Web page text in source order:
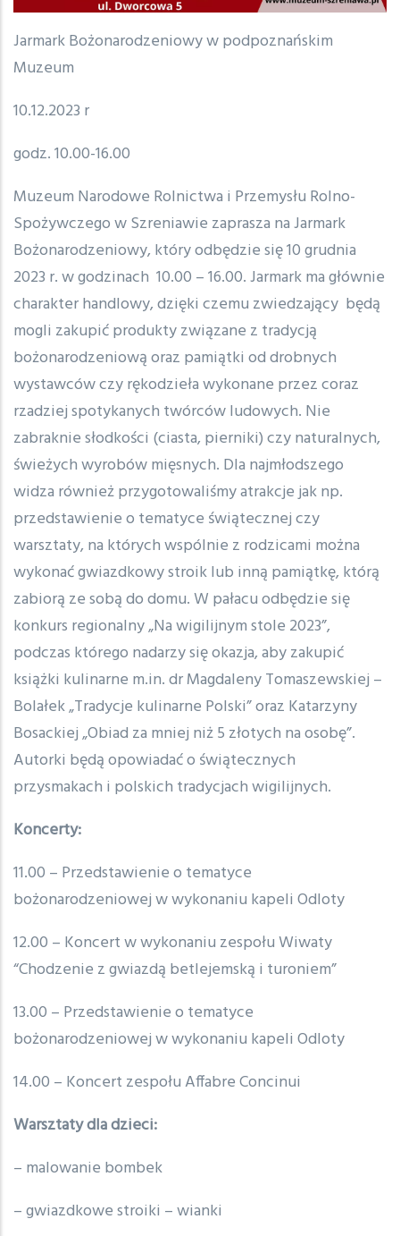
Jarmark Bożonarodzeniowy w podpoznańskim
Muzeum
10.12.2023 r
godz. 10.00-16.00
Muzeum Narodowe Rolnictwa i Przemysłu Rolno-
Spożywczego w Szreniawie zaprasza na Jarmark
Bożonarodzeniowy, który odbędzie się 10 grudnia
2023 r. w godzinach 10.00 – 16.00. Jarmark ma głównie
charakter handlowy, dzięki czemu zwiedzający będą
mogli zakupić produkty związane z tradycją
bożonarodzeniową oraz pamiątki od drobnych
wystawców czy rękodzieła wykonane przez coraz
rzadziej spotykanych twórców ludowych. Nie
zabraknie słodkości (ciasta, pierniki) czy naturalnych,
świeżych wyrobów mięsnych. Dla najmłodszego
widza również przygotowaliśmy atrakcje jak np.
przedstawienie o tematyce świątecznej czy
warsztaty, na których wspólnie z rodzicami można
wykonać gwiazdkowy stroik lub inną pamiątkę, którą
zabiorą ze sobą do domu. W pałacu odbędzie się
konkurs regionalny „Na wigilijnym stole 2023”,
podczas którego nadarzy się okazja, aby zakupić
książki kulinarne m.in. dr Magdaleny Tomaszewskiej –
Bolałek „Tradycje kulinarne Polski” oraz Katarzyny
Bosackiej „Obiad za mniej niż 5 złotych na osobę”.
Autorki będą opowiadać o świątecznych
przysmakach i polskich tradycjach wigilijnych.
Koncerty:
11.00 – Przedstawienie o tematyce
bożonarodzeniowej w wykonaniu kapeli Odloty
12.00 – Koncert w wykonaniu zespołu Wiwaty
“Chodzenie z gwiazdą betlejemską i turoniem”
13.00 – Przedstawienie o tematyce
bożonarodzeniowej w wykonaniu kapeli Odloty
14.00 – Koncert zespołu Affabre Concinui
Warsztaty dla dzieci:
– malowanie bombek
– gwiazdkowe stroiki – wianki